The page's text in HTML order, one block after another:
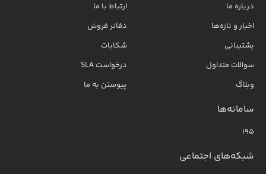
درباره ما
اخبار و تازه‌ها
پشتیبانی
سوالات متداول
وبلاگ
ارتباط با ما
دفاتر فروش
شکایات
درخواست SLA
پیوستن به ما
سامانه‌ها
۱۹۵
شبکه‌های اجتماعی